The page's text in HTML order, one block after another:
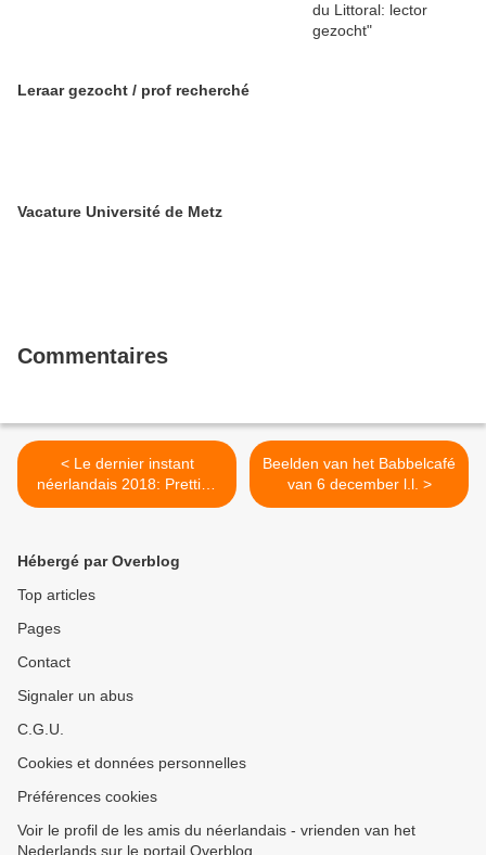
Leraar gezocht / prof recherché
Vacature Université de Metz
Commentaires
< Le dernier instant
néerlandais 2018: Prettige
feestdagen!
Beelden van het Babbelcafé
van 6 december l.l. >
Hébergé par Overblog
Top articles
Pages
Contact
Signaler un abus
C.G.U.
Cookies et données personnelles
Préférences cookies
Voir le profil de les amis du néerlandais - vrienden van het
Nederlands sur le portail Overblog